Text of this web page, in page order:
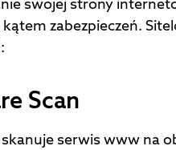
swojej strony
zabezpieczeń.
Scan
serwis www na